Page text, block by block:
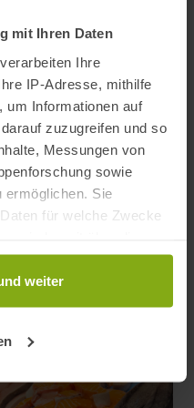
mit Ihren Daten
verarbeiten Ihre
IP-Adresse, mithilfe
um Informationen auf
zuzugreifen und so
Messungen von
sowie
ermöglichen. Sie
für welche Zwecke
auf das Privacy
Lage
weiter
/ (© DW)